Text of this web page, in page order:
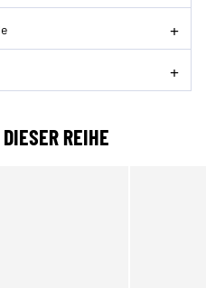
REIHE